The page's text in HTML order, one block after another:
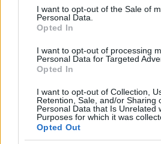
consent section.
I want to opt-out of the Sale of
Personal Data.
Opted In
I want to opt-out of processing
Personal Data for Targeted
Opted In
I want to opt-out of Collection,
Retention, Sale, and/or Sharing
Personal Data that Is Unrelated
Purposes for which it was
Opted Out